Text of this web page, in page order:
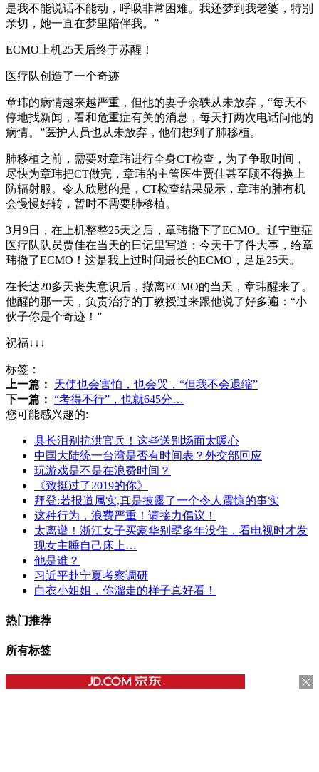
是我不能说话不能动，呼吸非常困难。我还梦到我老婆，特别
亲切，她一直在梦里陪伴我。”
ECMO上机25天后终于苏醒！
医疗队创造了一个奇迹
章玮的病情越来越严重，但他的妻子余轶从未放弃，“每天不
停地找新闻，看和危重症有关的消息，每天打两次电话问他的
病情。”医护人员也从未放弃，他们想到了肺移植。
肺移植之前，需要对章玮进行全身CT检查，为了争取时间，
尽快为章玮把CT做完，章玮的主管医生贾佳甚至顾不得换上
防辐射服。令人欣慰的是，CT检查结果显示，章玮的肺有机
会慢慢好转，暂时不需要肺移植。
3月9日，在上机整整25天之后，章玮撤下了ECMO。辽宁重症
医疗队队员贾佳在当天的日记里写道：今天干了件大事，给章
玮撤了ECMO！这是我上过时间最长的ECMO，足足25天。
在长达20多天丧失意识后，撤离ECMO的当天，章玮醒来了。
他醒的那一天，负责治疗的丁教授过来跟他说了好多遍：“小
伙子你是个奇迹！”
祝福↓↓↓
标签：
上一篇：
天使也会害怕，也会哭，“但我不会退缩”
下一篇： “考得不行”，也就645分…
您可能感兴趣的:
县长泪别抗洪官兵！这些送别场面太暖心
中国大陆统一台湾是否有时间表？外交部回应
玩游戏是不是在浪费时间？
《致挺过了2019的你》
拜登:若报道属实,真是披露了一个令人震惊的事实
这种行为，浪费严重！请接力倡议！
太离谱！浙江女子买豪华别墅多年没住，看电视时才发
现女主睡自己床上…
他是谁？
习近平赴宁夏考察调研
白衣小姐姐，你溜走的样子真好看！
热门推荐
所有标签